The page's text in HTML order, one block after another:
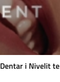
i Nivelit te